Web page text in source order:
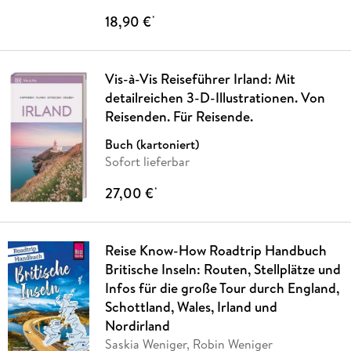
18,90 €*
Vis-à-Vis Reiseführer Irland: Mit
detailreichen 3-D-Illustrationen. Von
Reisenden. Für Reisende.
Buch (kartoniert)
Sofort lieferbar
27,00 €*
Reise Know-How Roadtrip Handbuch
Britische Inseln: Routen, Stellplätze und
Infos für die große Tour durch England,
Schottland, Wales, Irland und
Nordirland
Saskia Weniger, Robin Weniger